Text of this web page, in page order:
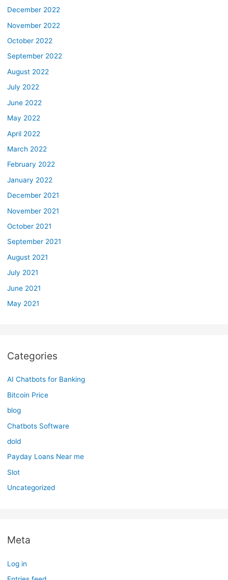
December 2022
November 2022
October 2022
September 2022
August 2022
July 2022
June 2022
May 2022
April 2022
March 2022
February 2022
January 2022
December 2021
November 2021
October 2021
September 2021
August 2021
July 2021
June 2021
May 2021
Categories
AI Chatbots for Banking
Bitcoin Price
blog
Chatbots Software
dold
Payday Loans Near me
Slot
Uncategorized
Meta
Log in